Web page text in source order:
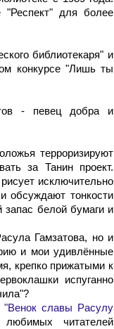
"Респект" для более
библиотекаря" и
конкурсе "Лишь ты
- певец добра и
терроризируют
за Танин проект.
исключительно
обсуждают тонкости
запас белой бумаги и
Гамзатова, но и
и мои удивлённые
крепко прижатыми к
испуганно
"Венок славы Расулу
читателей